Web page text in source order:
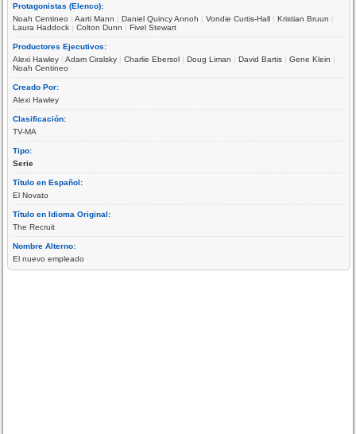
Protagonistas (Elenco):
Noah Centineo |Aarti Mann |Daniel Quincy Annoh |Vondie Curtis-Hall |Kristian Bruun |
Laura Haddock |Colton Dunn |Fivel Stewart
Productores Ejecutivos:
Alexi Hawley |Adam Ciralsky |Charlie Ebersol |Doug Liman |David Bartis |Gene Klein |
Noah Centineo
Creado Por:
Alexi Hawley
Clasificación:
TV-MA
Tipo:
Serie
Título en Español:
El Novato
Título en Idioma Original:
The Recruit
Nombre Alterno:
El nuevo empleado